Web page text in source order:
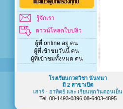
รู้จักเรา
ดาวน์โหลดใบปลิว
ผู้ที่ online อยู่ คน
ผู้ที่เข้าชมวันนี้ คน
ผู้ที่เข้าชมทั้งหมด คน
โรงเรียนกวดวิชา นันทนา
มี 2 สาขาเปิด
เสาร์ - อาทิตย์ และ เรียนทุกวันตอนเย็น
Tel: 08-1493-0396,08-6403-4895